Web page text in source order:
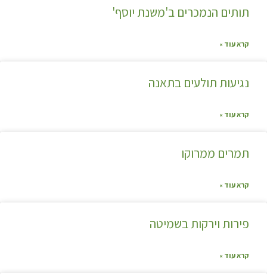
תותים הנמכרים ב'משנת יוסף'
קרא עוד »
נגיעות תולעים בתאנה
קרא עוד »
תמרים ממרוקו
קרא עוד »
פירות וירקות בשמיטה
קרא עוד »